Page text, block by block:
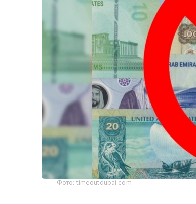
Фото: timeoutdubai.com